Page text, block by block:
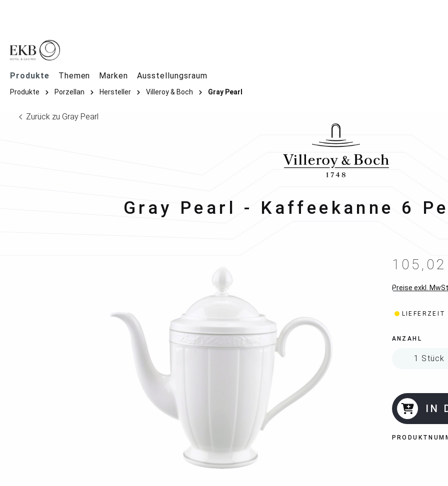
Produkte Themen Marken Ausstellungsraum
Produkte Porzellan Hersteller Villeroy & Boch Gray Pearl
Zurück zu Gray Pearl
Villeroy & Boch
Gray Pearl - Kaffeekanne 6
Preise exkl.
ANZAHL
IN